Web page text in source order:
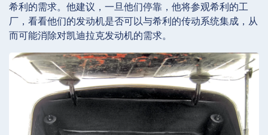
希利的需求。他建议，一旦他们停靠，他将参观希利的工
厂，看看他们的发动机是否可以与希利的传动系统集成，从
而可能消除对凯迪拉克发动机的需求。